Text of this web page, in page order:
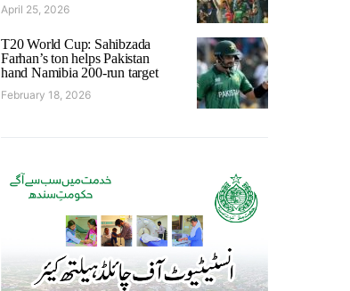
April 25, 2026
T20 World Cup: Sahibzada
Farhan’s ton helps Pakistan
hand Namibia 200-run target
February 18, 2026